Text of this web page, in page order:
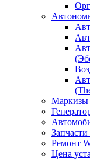
Маркизы
Запчасти
Ремонт
Цена